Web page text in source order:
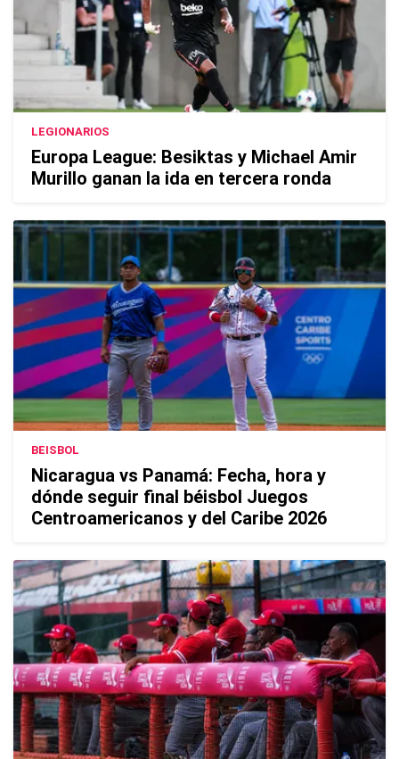
LEGIONARIOS
Europa League: Besiktas y Michael Amir
Murillo ganan la ida en tercera ronda
BEISBOL
Nicaragua vs Panamá: Fecha, hora y
dónde seguir final béisbol Juegos
Centroamericanos y del Caribe 2026